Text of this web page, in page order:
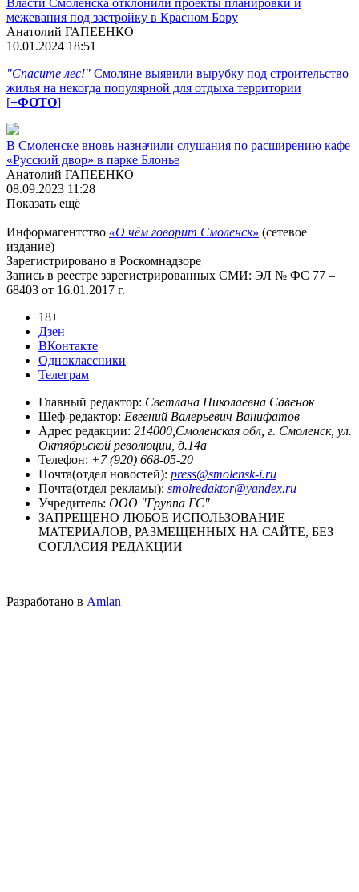
межевания под застройку в Красном Бору
Анатолий ГАПЕЕНКО
10.01.2024 18:51
"Спасите лес!" Смоляне выявили вырубку под строительство
жилья на некогда популярной для отдыха территории
[+ФОТО]
В Смоленске вновь назначили слушания по расширению кафе
«Русский двор» в парке Блонье
Анатолий ГАПЕЕНКО
08.09.2023 11:28
Показать ещё
Информагентство «О чём говорит Смоленск» (сетевое
издание)
Зарегистрировано в Роскомнадзоре
Запись в реестре зарегистрированных СМИ: ЭЛ № ФС 77 –
68403 от 16.01.2017 г.
18+
Дзен
ВКонтакте
Одноклассники
Телеграм
Главный редактор: Светлана Николаевна Савенок
Шеф-редактор: Евгений Валерьевич Ванифатов
Адрес редакции: 214000,Смоленская обл, г. Смоленск, ул.
Октябрьской революции, д.14а
Телефон: +7 (920) 668-05-20
Почта(отдел новостей): press@smolensk-i.ru
Почта(отдел рекламы): smolredaktor@yandex.ru
Учредитель: ООО "Группа ГС"
ЗАПРЕЩЕНО ЛЮБОЕ ИСПОЛЬЗОВАНИЕ
МАТЕРИАЛОВ, РАЗМЕЩЕННЫХ НА САЙТЕ, БЕЗ
СОГЛАСИЯ РЕДАКЦИИ
Разработано в Amlan